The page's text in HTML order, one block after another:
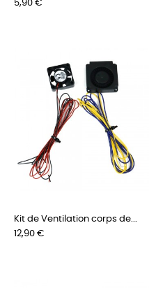
Prix
5,90 €
Kit de Ventilation corps de...
Prix
12,90 €